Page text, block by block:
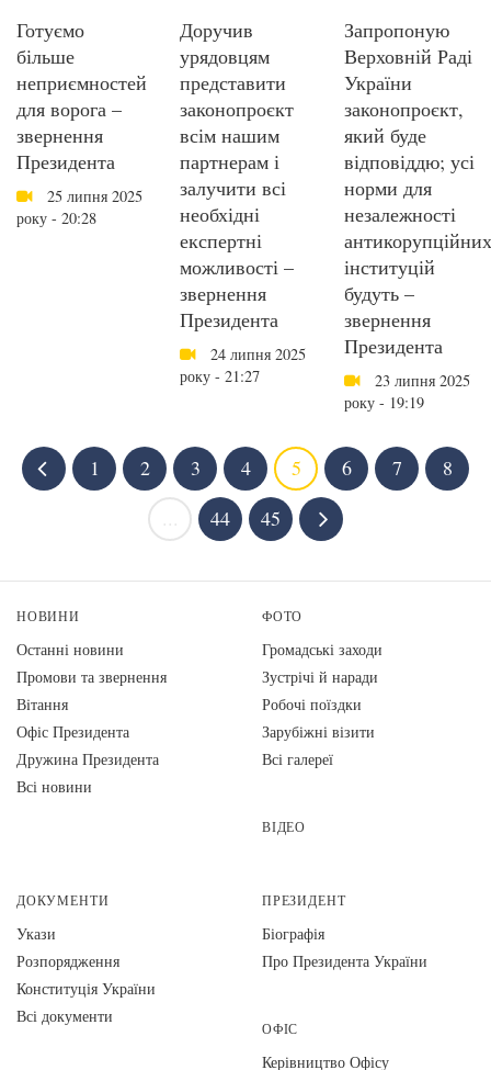
Готуємо
більше
неприємностей
для ворога –
звернення
Президента
25 липня 2025
року - 20:28
Доручив
урядовцям
представити
законопроєкт
всім нашим
партнерам і
залучити всі
необхідні
експертні
можливості –
звернення
Президента
24 липня 2025
року - 21:27
Запропоную
Верховній Раді
України
законопроєкт,
який буде
відповіддю; усі
норми для
незалежності
антикорупційних
інституцій
будуть –
звернення
Президента
23 липня 2025
року - 19:19
1 2 3 4 5 6 7
8
44 45
НОВИНИ
Останні новини
Промови та звернення
Вiтання
Офіс Президента
Дружина Президента
Всі новини
ФОТО
Громадські заходи
Зустрічі й наради
Робочі поїздки
Зарубіжні візити
Всі галереї
ВІДЕО
ДОКУМЕНТИ
Укази
Розпорядження
Конституція України
Всі документи
ПРЕЗИДЕНТ
Біографія
Про Президента України
ОФІС
Керівництво Офісу